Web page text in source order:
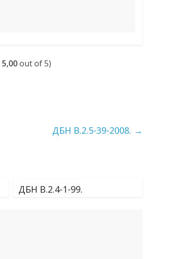
5,00out of 5)
ДБН В.2.5-39-2008. →
ДБН В.2.4-1-99.